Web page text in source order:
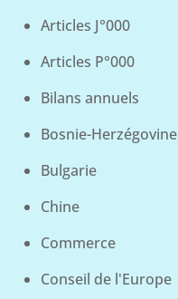
Articles J°000
Articles P°000
Bilans annuels
Bosnie-Herzégovine
Bulgarie
Chine
Commerce
Conseil de l'Europe